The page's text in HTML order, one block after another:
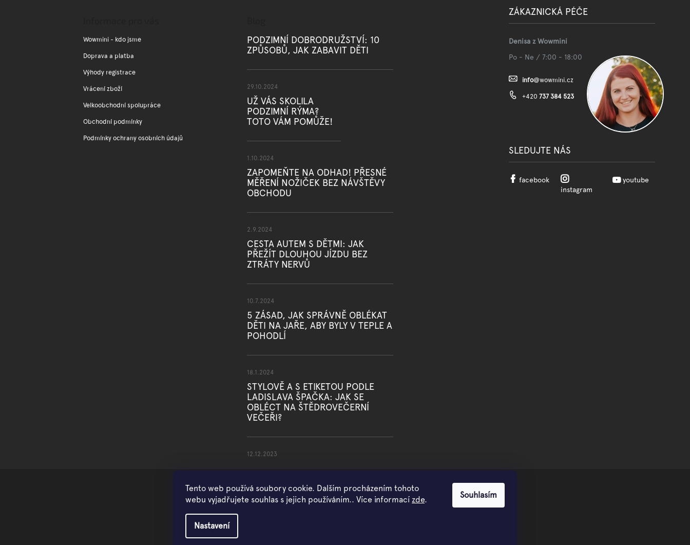
Tento web používá soubory cookie. Dalším procházením tohoto
webu vyjadřujete souhlas s jejich používáním.. Více informací zde.
Nastavení
Souhlasím
Wowmini - kdo jsme
Doprava a platba
Výhody registrace
Vrácení zboží
Velkoobchodní spolupráce
Obchodní podmínky
Podmínky ochrany osobních údajů
PODZIMNÍ DOBRODRUŽSTVÍ: 10
ZPŮSOBŮ, JAK ZABAVIT DĚTI
29.10.2024
UŽ VÁS SKOLILA
PODZIMNÍ RÝMA?
TOTO VÁM POMŮŽE!
1.10.2024
ZAPOMEŇTE NA ODHAD! PŘESNÉ
MĚŘENÍ NOŽIČEK BEZ NÁVŠTĚVY
OBCHODU
2.9.2024
CESTA AUTEM S DĚTMI: JAK
PŘEŽÍT DLOUHOU JÍZDU BEZ
ZTRÁTY NERVŮ
10.7.2024
5 ZÁSAD, JAK SPRÁVNĚ OBLÉKAT
DĚTI NA JAŘE, ABY BYLY V TEPLE A
POHODLÍ
18.1.2024
STYLOVĚ A S ETIKETOU PODLE
LADISLAVA ŠPAČKA: JAK SE
OBLÉCT NA ŠTĚDROVEČERNÍ
VEČEŘI?
12.12.2023
ZÁKAZNICKÁ PÉČE
Denisa z Wowmini
Po - Ne / 7:00 - 18:00
info@wowmini.cz
+420 737 384 523
SLEDUJTE NÁS
facebook
instagram
youtube
Copyright 2026WOWMINI. Všechna práva vyhrazena.